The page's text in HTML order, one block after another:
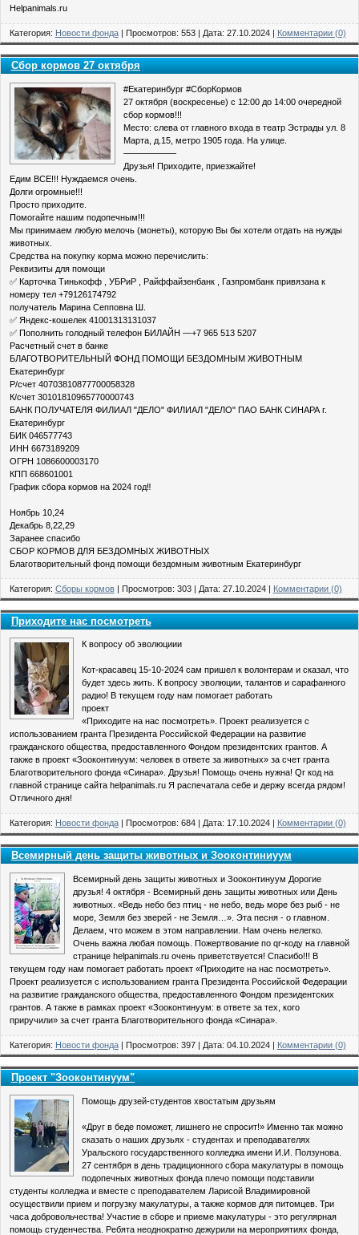
Helpanimals.ru
Категория: Новости фонда| Просмотров: 553 | Дата: 27.10.2024| Комментарии (0)
Сбор кормов 27 октября
#Екатеринбург #СборКормов
27 октября (воскресенье) с 12:00 до 14:00 очередной
сбор кормов!!!
Место: слева от главного входа в театр Эстрады ул. 8
Марта, д.15, метро 1905 года. На улице.
——————
Друзья! Приходите, приезжайте!
Едим ВСЕ!!! Нуждаемся очень.
Долги огромные!!!
Просто приходите.
Помогайте нашим подопечным!!!
Мы принимаем любую мелочь (монеты), которую Вы бы хотели отдать на нужды
животных.
Средства на покупку корма можно перечислить:
Реквизиты для помощи
✅ Карточка Тинькофф , УБРиР , Райффайзенбанк , Газпромбанк привязана к
номеру тел +79126174792
получатель Марина Сепповна Ш.
✅ Яндекс-кошелек 41001313131037
✅ Пополнить голодный телефон БИЛАЙН —+7 965 513 5207
Расчетный счет в банке
БЛАГОТВОРИТЕЛЬНЫЙ ФОНД ПОМОЩИ БЕЗДОМНЫМ ЖИВОТНЫМ
Екатеринбург
Р/счет 40703810877700058328
К/счет 30101810965770000743
БАНК ПОЛУЧАТЕЛЯ ФИЛИАЛ "ДЕЛО" ФИЛИАЛ "ДЕЛО" ПАО БАНК СИНАРА г.
Екатеринбург
БИК 046577743
ИНН 6673189209
ОГРН 1086600003170
КПП 668601001
График сбора кормов на 2024 год‼
Ноябрь 10,24
Декабрь 8,22,29
Заранее спасибо
СБОР КОРМОВ ДЛЯ БЕЗДОМНЫХ ЖИВОТНЫХ
Благотворительный фонд помощи бездомным животным Екатеринбург
Категория: Сборы кормов| Просмотров: 303 | Дата: 27.10.2024| Комментарии (0)
Приходите нас посмотреть
К вопросу об эволюциии
Кот-красавец 15-10-2024 сам пришел к волонтерам и сказал, что
будет здесь жить. К вопросу эволюции, талантов и сарафанного
радио! В текущем году нам помогает работать
проект
«Приходите на нас посмотреть». Проект реализуется с
использованием гранта Президента Российской Федерации на развитие
гражданского общества, предоставленного Фондом президентских грантов. А
также в проект «Зооконтинуум: человек в ответе за животных» за счет гранта
Благотворительного фонда «Синара». Друзья! Помощь очень нужна! Qr код на
главной странице сайта helpanimals.ru Я распечатала себе и держу всегда рядом!
Отличного дня!
Категория: Новости фонда| Просмотров: 684 | Дата: 17.10.2024| Комментарии (0)
Всемирный день защиты животных и Зооконтиниуум
Всемирный день защиты животных и Зооконтинуум Дорогие
друзья! 4 октября - Всемирный день защиты животных или День
животных. «Ведь небо без птиц - не небо, ведь море без рыб - не
море, Земля без зверей - не Земля…». Эта песня - о главном.
Делаем, что можем в этом направлении. Нам очень нелегко.
Очень важна любая помощь. Пожертвование по qr-коду на главной
странице helpanimals.ru очень приветствуется! Спасибо!!! В
текущем году нам помогает работать проект «Приходите на нас посмотреть».
Проект реализуется с использованием гранта Президента Российской Федерации
на развитие гражданского общества, предоставленного Фондом президентских
грантов. А также в рамках проект «Зооконтинуум: в ответе за тех, кого
приручили» за счет гранта Благотворительного фонда «Синара».
Категория: Новости фонда| Просмотров: 397 | Дата: 04.10.2024| Комментарии (0)
Проект "Зооконтинуум"
Помощь друзей-студентов хвостатым друзьям
«Друг в беде поможет, лишнего не спросит!» Именно так можно
сказать о наших друзьях - студентах и преподавателях
Уральского государственного колледжа имени И.И. Ползунова.
27 сентября в день традиционного сбора макулатуры в помощь
подопечных животных фонда плечо помощи подставили
студенты колледжа и вместе с преподавателем Ларисой Владимировной
осуществили прием и погрузку макулатуры, а также кормов для питомцев. Три
часа добровольчества! Участие в сборе и приеме макулатуры - это регулярная
помощь студенчества. Ребята неоднократно дежурили на мероприятиях фонда,